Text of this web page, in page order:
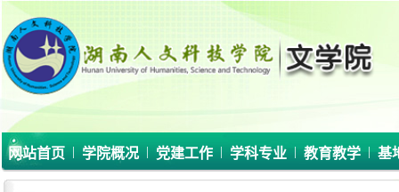
网站首页 | 学院概况 | 党建工作 | 学科专业 | 教育教学 | 基